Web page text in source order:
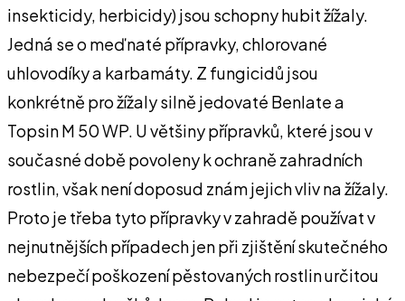
insekticidy, herbicidy) jsou schopny hubit žížaly.
Jedná se o meďnaté přípravky, chlorované
uhlovodíky a karbamáty. Z fungicidů jsou
konkrétně pro žížaly silně jedovaté Benlate a
Topsin M 50 WP. U většiny přípravků, které jsou v
současné době povoleny k ochraně zahradních
rostlin, však není doposud znám jejich vliv na žížaly.
Proto je třeba tyto přípravky v zahradě používat v
nejnutnějších případech jen při zjištění skutečného
nebezpečí poškození pěstovaných rostlin určitou